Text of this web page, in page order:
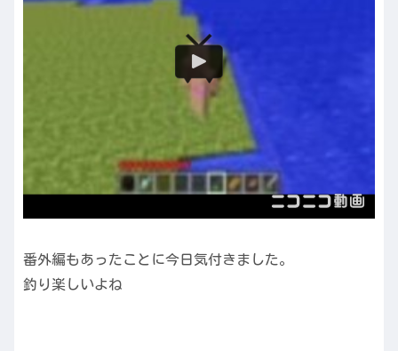
番外編もあったことに今日気付きました。
釣り楽しいよね